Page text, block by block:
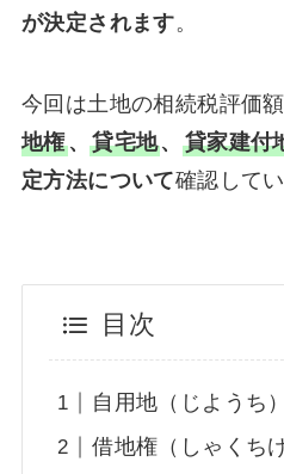
が決定されます。
今回は土地の相続税評価額
地権、貸宅地、 貸家建付
定方法について確認して
目次
自用地（じようち）
借地権（しゃくち